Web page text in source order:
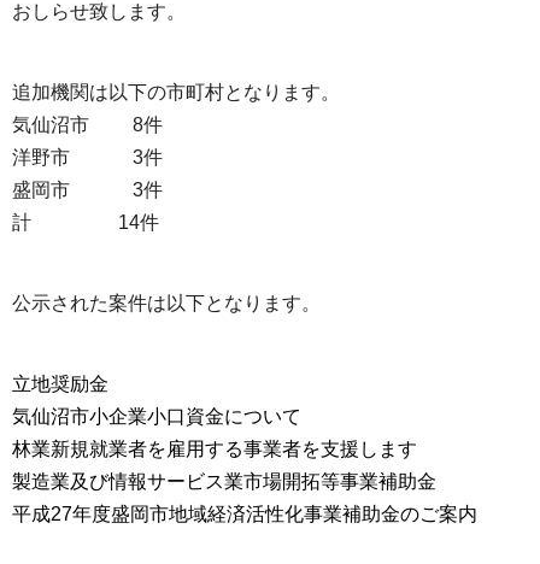
おしらせ致します。
追加機関は以下の市町村となります。
気仙沼市 8件
洋野市 3件
盛岡市 3件
計 14件
公示された案件は以下となります。
立地奨励金
気仙沼市小企業小口資金について
林業新規就業者を雇用する事業者を支援します
製造業及び情報サービス業市場開拓等事業補助金
平成27年度盛岡市地域経済活性化事業補助金のご案内